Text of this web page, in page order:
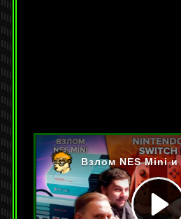
На YouTube:https://youtu.be/
Категории:Видео,
Метки: nes mini,в гостях,